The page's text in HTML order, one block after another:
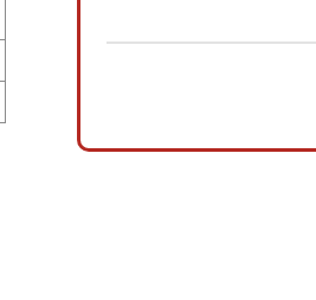
尺寸」，配備全面升級！